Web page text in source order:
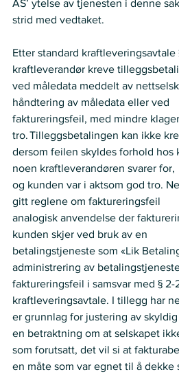
AS’ ytelse av tjenesten i denne
strid med vedtaket.
Etter standard kraftleveringsavtale
kraftleverandør kreve
ved måledata meddelt av
håndtering av måledata eller ved
faktureringsfeil, med mindre
tro. Tilleggsbetalingen kan ikke
dersom feilen skyldes forhold hos
noen kraftleverandøren svarer for,
og kunden var i aktsom god tro.
gitt reglene om faktureringsfeil
analogisk anvendelse der
kunden skjer ved bruk av en
betalingstjeneste som «Lik
administrering av
faktureringsfeil i samsvar med § 2-
kraftleveringsavtale. I tillegg har
er grunnlag for justering av
en betraktning om at selskapet
som forutsatt, det vil si at
en måte som var egnet til å dekke